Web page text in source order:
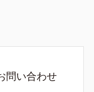
問い合わせ